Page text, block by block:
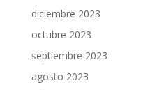
diciembre 2023
octubre 2023
septiembre 2023
agosto 2023